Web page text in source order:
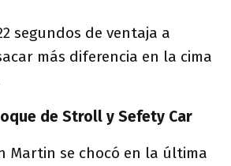
segundos de ventaja a
más diferencia en la cima
de Stroll y Sefety Car
Martin se chocó en la última